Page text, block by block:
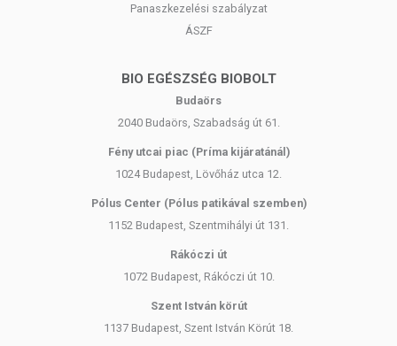
Panaszkezelési szabályzat
ÁSZF
BIO EGÉSZSÉG BIOBOLT
Budaörs
2040 Budaörs, Szabadság út 61.
Fény utcai piac (Príma kijáratánál)
1024 Budapest, Lövőház utca 12.
Pólus Center (Pólus patikával szemben)
1152 Budapest, Szentmihályi út 131.
Rákóczi út
1072 Budapest, Rákóczi út 10.
Szent István körút
1137 Budapest, Szent István Körút 18.